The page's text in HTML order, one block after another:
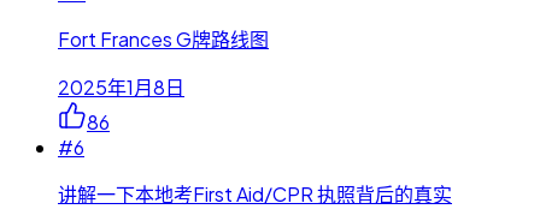
Fort Frances G牌路线图
2025年1月8日
86
#6
讲解一下本地考First Aid/CPR 执照背后的真实